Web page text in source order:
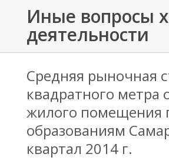
Иные вопросы
деятельности
Средняя рыночная
квадратного
жилого
образованиям
квартал 2014 г.